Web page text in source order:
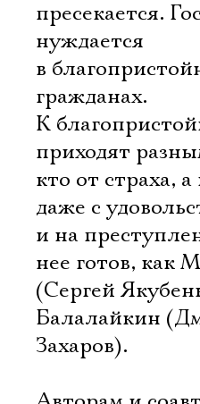
пресекается.
нуждается
в
гражданах.
К
приходят
кто от страха, а
даже с
и на
нее готов, как
(Сергей
Балалайкин
Захаров).